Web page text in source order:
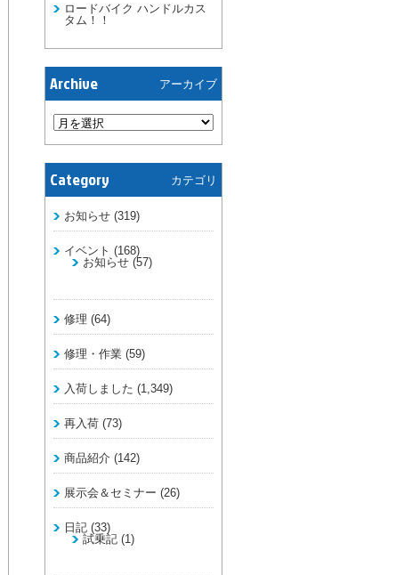
ロードバイク ハンドルカス
タム！！
Archive アーカイブ
Category カテゴリ
お知らせ (319)
イベント (168)
お知らせ (57)
修理 (64)
修理・作業 (59)
入荷しました (1,349)
再入荷 (73)
商品紹介 (142)
展示会＆セミナー (26)
日記 (33)
試乗記 (1)